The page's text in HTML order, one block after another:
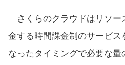
さくらのクラウドはリソー
金する時間課金制のサービス
なったタイミングで必要な